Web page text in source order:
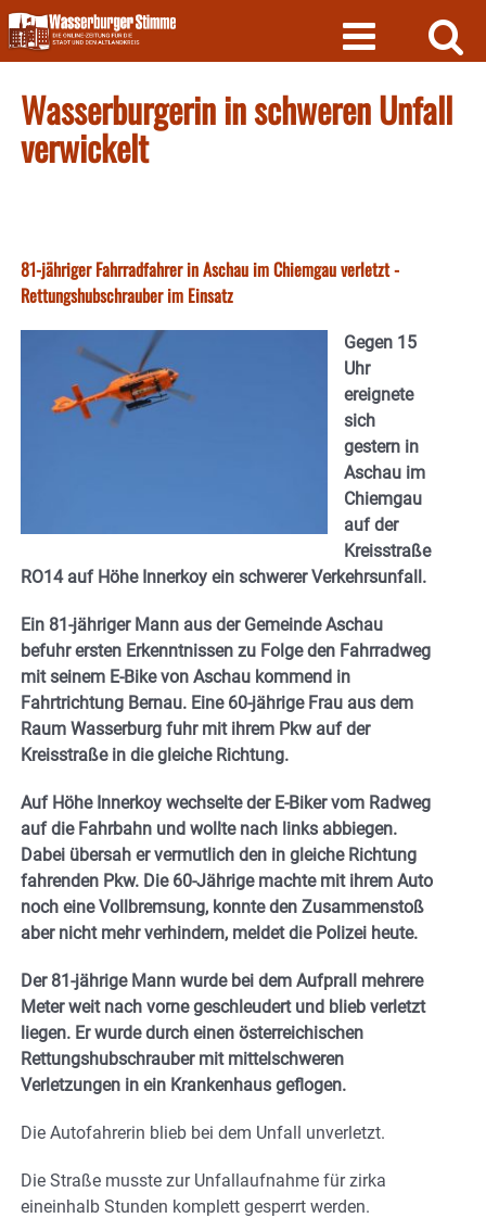
Skip
to
content
Wasserburgerin in schweren Unfall
verwickelt
81-jähriger Fahrradfahrer in Aschau im Chiemgau verletzt -
Rettungshubschrauber im Einsatz
Gegen 15
Uhr
ereignete
sich
gestern in
Aschau im
Chiemgau
auf der
Kreisstraße
RO14 auf Höhe Innerkoy ein schwerer Verkehrsunfall.
Ein 81-jähriger Mann aus der Gemeinde Aschau
befuhr ersten Erkenntnissen zu Folge den Fahrradweg
mit seinem E-Bike von Aschau kommend in
Fahrtrichtung Bernau. Eine 60-jährige Frau aus dem
Raum Wasserburg fuhr mit ihrem Pkw auf der
Kreisstraße in die gleiche Richtung.
Auf Höhe Innerkoy wechselte der E-Biker vom Radweg
auf die Fahrbahn und wollte nach links abbiegen.
Dabei übersah er vermutlich den in gleiche Richtung
fahrenden Pkw. Die 60-Jährige machte mit ihrem Auto
noch eine Vollbremsung, konnte den Zusammenstoß
aber nicht mehr verhindern, meldet die Polizei heute.
Der 81-jährige Mann wurde bei dem Aufprall mehrere
Meter weit nach vorne geschleudert und blieb verletzt
liegen. Er wurde durch einen österreichischen
Rettungshubschrauber mit mittelschweren
Verletzungen in ein Krankenhaus geflogen.
Die Autofahrerin blieb bei dem Unfall unverletzt.
Die Straße musste zur Unfallaufnahme für zirka
eineinhalb Stunden komplett gesperrt werden.